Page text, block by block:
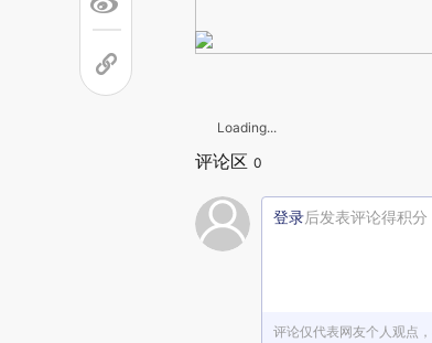
Loading...
评论区 0
登录后发表评论得积分
评论仅代表网友个人观点